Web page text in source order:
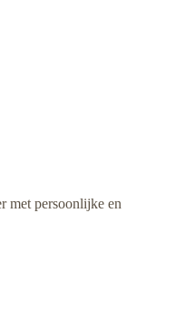
met persoonlijke en